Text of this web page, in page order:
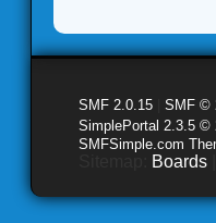
SMF 2.0.15 SMF ©
SimplePortal 2.3.5 ©
SMFSimple.com
Boards